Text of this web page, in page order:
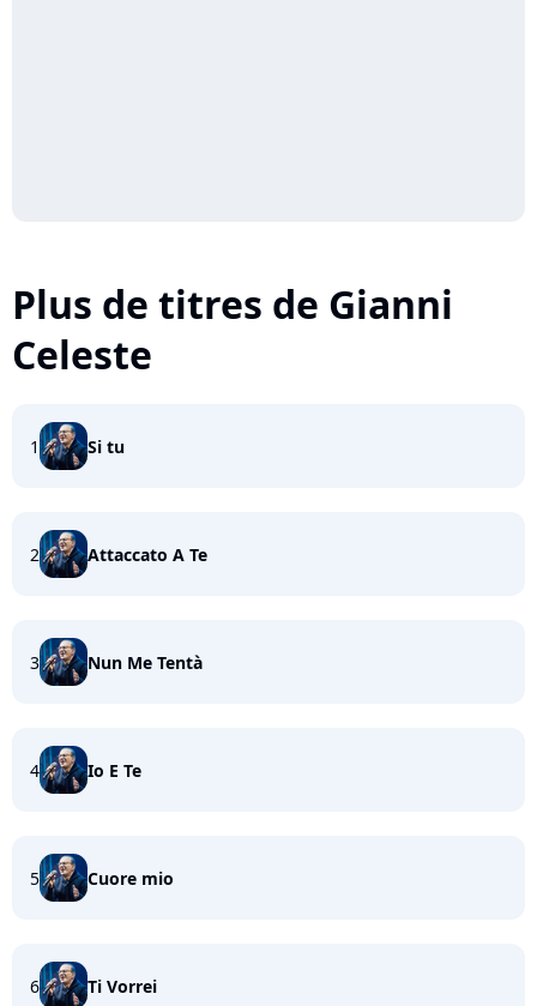
Plus de titres de Gianni
Celeste
1 Si tu
2 Attaccato A Te
3 Nun Me Tentà
4 Io E Te
5 Cuore mio
6 Ti Vorrei